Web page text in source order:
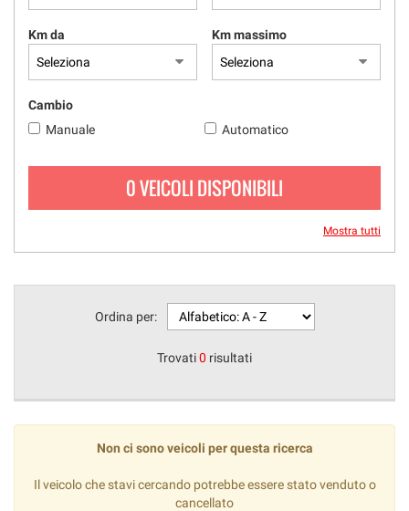
Km da Km massimo
Cambio
Manuale
Automatico
0 VEICOLI DISPONIBILI
Mostra tutti
Ordina per:
Trovati0 risultati
Non ci sono veicoli per questa ricerca
Il veicolo che stavi cercando potrebbe essere stato venduto o
cancellato